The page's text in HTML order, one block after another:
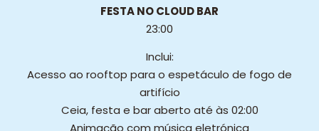
FESTA NO CLOUD BAR
23:00
Inclui:
Acesso ao rooftop para o espetáculo de fogo de
artifício
Ceia, festa e bar aberto até às 02:00
Animação com música eletrónica